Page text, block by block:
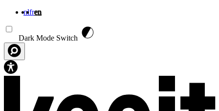
nlfren
Dark Mode Switch